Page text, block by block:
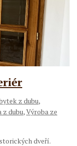
z dubu,
z dubu,Výroba ze
dveří.